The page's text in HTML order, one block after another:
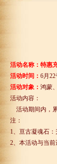
活动名称：特惠
活动时间： 6月 22
活动对象： 鸿蒙
活动内容：
活动期间内，
注：
1、亘古凝魂石：
2、本活动与当